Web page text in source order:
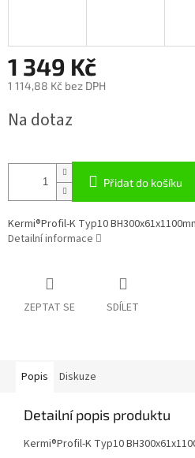
1 349 Kč
1 114,88 Kč bez DPH
cena:
Na dotaz
Přidat do košíku
Kermi®Profil-K Typ10
Detailní informace
ZEPTAT SE SDÍLET
Popis Diskuze
Detailní popis produktu
Kermi®Profil-K Typ10